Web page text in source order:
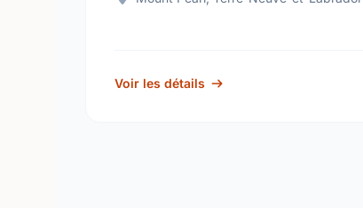
Voir les détails